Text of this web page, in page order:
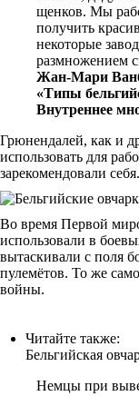
щенков. Мы
получить
некоторые
размножением
Жан-Мари
«Типы
Внутреннее
Грюнендалей, как и
использовать для
зарекомендовали себя.
Во время Первой
использовали в
вытаскивали с поля
пулемётов. То же
войны.
Читайте также:
Бельгийская
Немцы при